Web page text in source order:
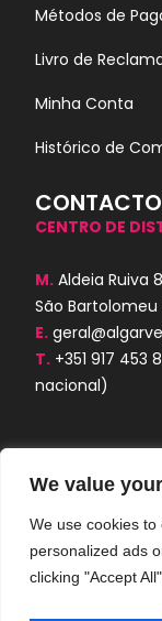
We value
We use cookies
personalized ads
clicking "Accept
Métodos de
Livro de
Minha Conta
Histórico de
CENTRO DE
M. Aldeia Ruiva
São Bartolomeu
E.
T. +351 917 453
nacional)